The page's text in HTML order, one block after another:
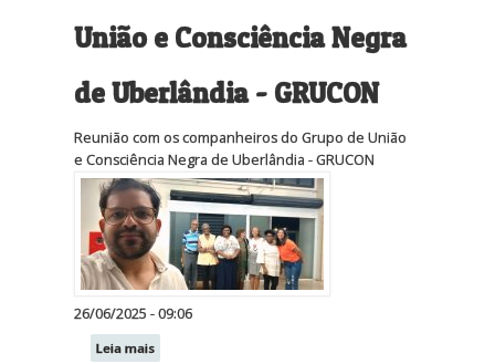
União e Consciência Negra
de Uberlândia - GRUCON
Reunião com os companheiros do Grupo de União
e Consciência Negra de Uberlândia - GRUCON
26/06/2025 - 09:06
Leia mais